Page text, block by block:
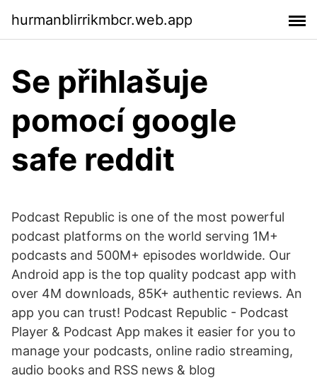
hurmanblirrikmbcr.web.app
Se přihlašuje
pomocí google
safe reddit
Podcast Republic is one of the most powerful
podcast platforms on the world serving 1M+
podcasts and 500M+ episodes worldwide. Our
Android app is the top quality podcast app with
over 4M downloads, 85K+ authentic reviews. An
app you can trust! Podcast Republic - Podcast
Player & Podcast App makes it easier for you to
manage your podcasts, online radio streaming,
audio books and RSS news & blog